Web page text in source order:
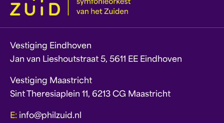
Vestiging Eindhoven
Jan van Lieshoutstraat 5, 5611 EE Eindhoven
Vestiging Maastricht
Sint Theresiaplein 11, 6213 CG Maastricht
E: info@philzuid.nl